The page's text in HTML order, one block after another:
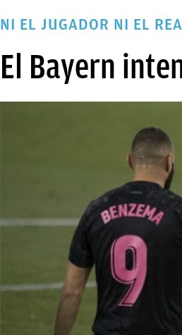
NI EL JUGADOR NI EL
El Bayern